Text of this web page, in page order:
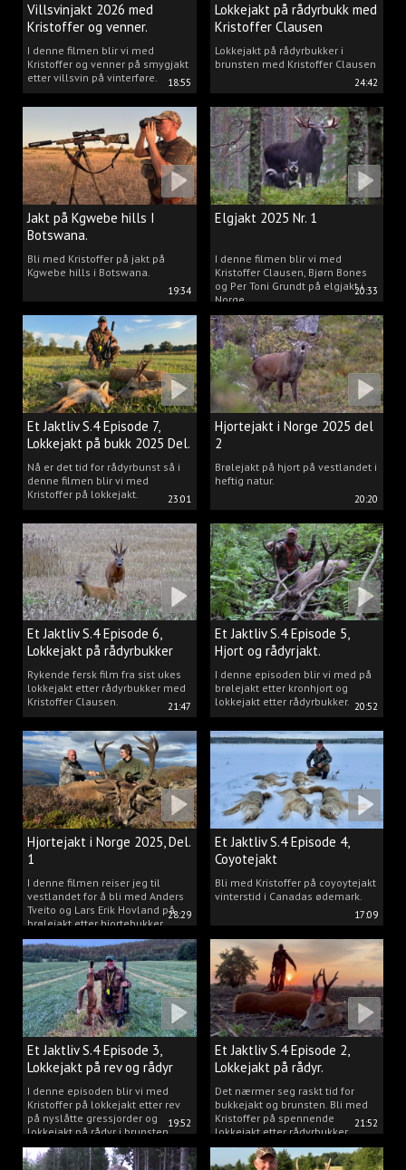
18:55
Villsvinjakt 2026 med
Kristoffer og venner.
I denne filmen blir vi med
Kristoffer og venner på smygjakt
etter villsvin på vinterføre.
24:42
Lokkejakt på rådyrbukk med
Kristoffer Clausen
Lokkejakt på rådyrbukker i
brunsten med Kristoffer Clausen
19:34
Jakt på Kgwebe hills I
Botswana.
Bli med Kristoffer på jakt på
Kgwebe hills i Botswana.
20:33
Elgjakt 2025 Nr. 1
I denne filmen blir vi med
Kristoffer Clausen, Bjørn Bones
og Per Toni Grundt på elgjakt i
Norge.
23:01
Et Jaktliv S.4 Episode 7,
Lokkejakt på bukk 2025 Del.
2
Nå er det tid for rådyrbunst så i
denne filmen blir vi med
Kristoffer på lokkejakt.
20:20
Hjortejakt i Norge 2025 del
2
Brølejakt på hjort på vestlandet i
heftig natur.
21:47
Et Jaktliv S.4 Episode 6,
Lokkejakt på rådyrbukker
2025 Del.1
Rykende fersk film fra sist ukes
lokkejakt etter rådyrbukker med
Kristoffer Clausen.
20:52
Et Jaktliv S.4 Episode 5,
Hjort og rådyrjakt.
I denne episoden blir vi med på
brølejakt etter kronhjort og
lokkejakt etter rådyrbukker.
28:29
Hjortejakt i Norge 2025, Del.
1
I denne filmen reiser jeg til
vestlandet for å bli med Anders
Tveito og Lars Erik Hovland på
brølejakt etter hjortebukker.
17:09
Et Jaktliv S.4 Episode 4,
Coyotejakt
Bli med Kristoffer på coyoytejakt
vinterstid i Canadas ødemark.
19:52
Et Jaktliv S.4 Episode 3,
Lokkejakt på rev og rådyr
2025.
I denne episoden blir vi med
Kristoffer på lokkejakt etter rev
på nyslåtte gressjorder og
lokkejakt på rådyr i brunsten.
21:52
Et Jaktliv S.4 Episode 2,
Lokkejakt på rådyr.
Det nærmer seg raskt tid for
bukkejakt og brunsten. Bli med
Kristoffer på spennende
lokkejakt etter rådyrbukker.